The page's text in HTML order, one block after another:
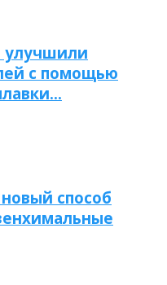
улучшили
с помощью
способ